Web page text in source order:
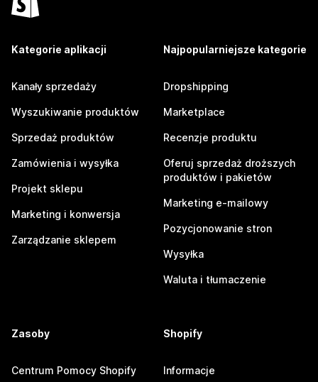
Kategorie aplikacji
Kanały sprzedaży
Wyszukiwanie produktów
Sprzedaż produktów
Zamówienia i wysyłka
Projekt sklepu
Marketing i konwersja
Zarządzanie sklepem
Najpopularniejsze kategorie
Dropshipping
Marketplace
Recenzje produktu
Oferuj sprzedaż droższych
produktów i pakietów
Marketing e-mailowy
Pozycjonowanie stron
Wysyłka
Waluta i tłumaczenie
Zasoby
Centrum Pomocy Shopify
Shopify
Informacje